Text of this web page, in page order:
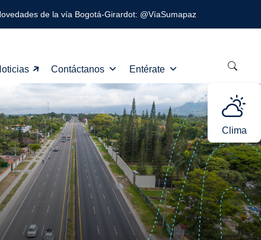
de la vía Bogotá-Girardot: @VíaSumapaz
Contáctanos Entérate
Clima